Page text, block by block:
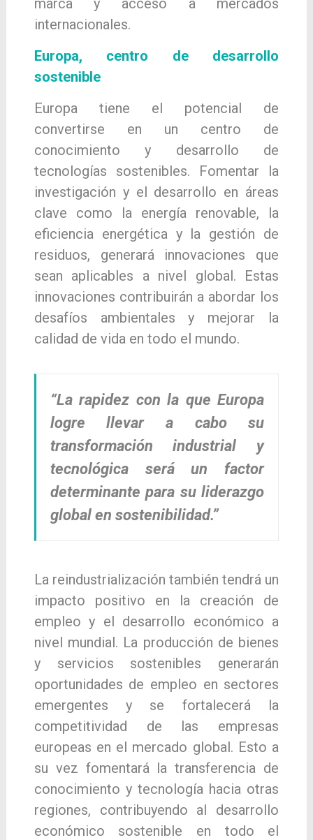
marca y acceso a mercados
internacionales.
Europa, centro de desarrollo
sostenible
Europa tiene el potencial de
convertirse en un centro de
conocimiento y desarrollo de
tecnologías sostenibles. Fomentar la
investigación y el desarrollo en áreas
clave como la energía renovable, la
eficiencia energética y la gestión de
residuos, generará innovaciones que
sean aplicables a nivel global. Estas
innovaciones contribuirán a abordar los
desafíos ambientales y mejorar la
calidad de vida en todo el mundo.
“La rapidez con la que Europa
logre llevar a cabo su
transformación industrial y
tecnológica será un factor
determinante para su liderazgo
global en sostenibilidad.”
La reindustrialización también tendrá un
impacto positivo en la creación de
empleo y el desarrollo económico a
nivel mundial. La producción de bienes
y servicios sostenibles generarán
oportunidades de empleo en sectores
emergentes y se fortalecerá la
competitividad de las empresas
europeas en el mercado global. Esto a
su vez fomentará la transferencia de
conocimiento y tecnología hacia otras
regiones, contribuyendo al desarrollo
económico sostenible en todo el